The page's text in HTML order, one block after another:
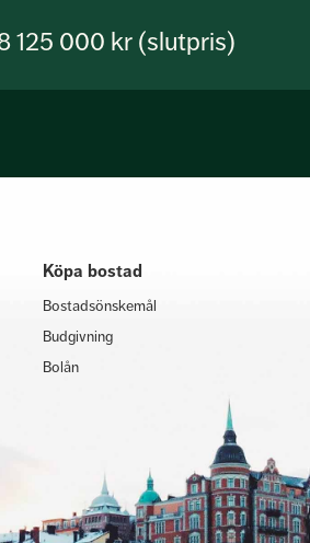
125 000 kr (slutpris)
Köpa bostad
Bostadsönskemål
Budgivning
Bolån